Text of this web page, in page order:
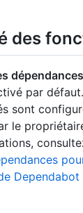
des
par
sont
le